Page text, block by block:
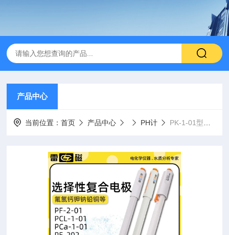
产品中心
当前位置：首页 产品中心 PH计 PK-1-01型钾离子上海雷磁 便携复合电极氟离子选择电极PH计